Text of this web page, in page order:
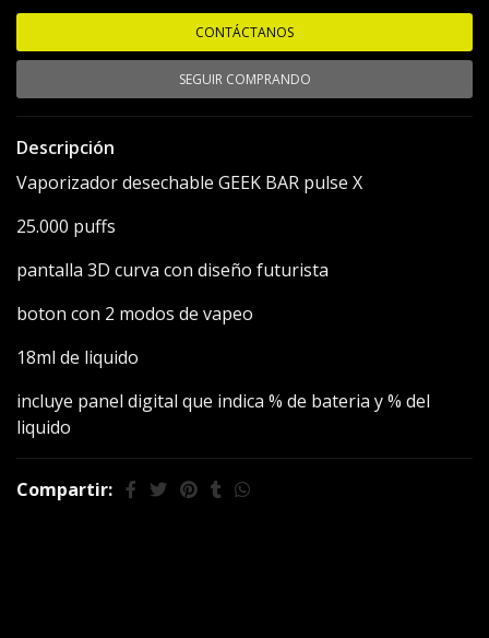
CONTÁCTANOS
SEGUIR COMPRANDO
Descripción
Vaporizador desechable GEEK BAR pulse X
25.000 puffs
pantalla 3D curva con diseño futurista
boton con 2 modos de vapeo
18ml de liquido
incluye panel digital que indica % de bateria y % del
liquido
Compartir: